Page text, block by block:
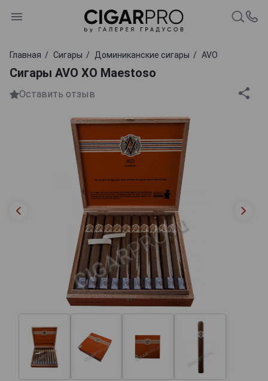
Главная Сигары Доминиканские сигары AVO
Сигары AVO XO Maestoso
Оставить отзыв